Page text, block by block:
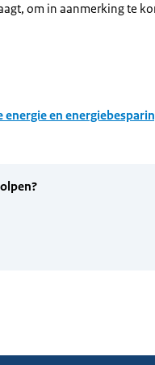
om in aanmerking te
en